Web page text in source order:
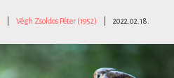
Végh Zsoldos Péter (1952) 2022.02.18.